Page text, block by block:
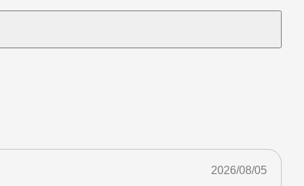
2026/08/05